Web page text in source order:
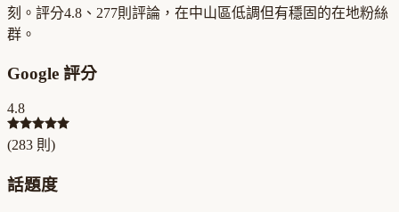
刻。評分4.8、277則評論，在中山區低調但有穩固的在地粉絲
群。
Google 評分
4.8
(283 則)
話題度